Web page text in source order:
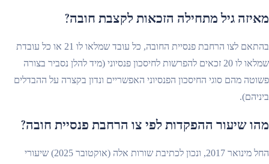
מאיזה גיל מתחילה הזכאות לקצבת חובה?
בהתאם לצו הרחבת פנסיית החובה, כל עובד שמלאו לו 21 או כל עובדת
שמלאו לו 20 זכאים להפרשות לחיסכון פנסיוני (מיד להלן נסביר בצורה
פשוטה מהם סוגי החיסכון הפנסיוני האפשריים ונדון בקצרה על ההבדלים
ביניהם).
מהו שיעור ההפקדות לפי צו הרחבת פנסיית חובה?
החל מינואר 2017, ונכון לכתיבת שורות אלה (אוקטובר 2025) שיעורי